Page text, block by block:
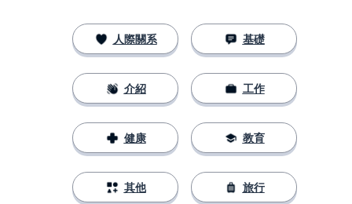
人際關系
介紹
健康
其他
基礎
工作
教育
旅行